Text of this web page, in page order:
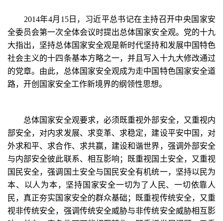
2014年4月15日，习近平总书记在主持召开中央国家安
全委员会第一次全体会议时提出总体国家安全观。党的十九
大指出，坚持总体国家安全观是新时代坚持和发展中国特色
社会主义的十四条基本方略之一，并且写入十九大修改通过
的党章。由此，总体国家安全观成为走中国特色国家安全道
路，开创国家安全工作新境界的纲领性思想。
总体国家安全观要求，必须既重视外部安全，又重视内
部安全，对内求发展、求变革、求稳定，建设平安中国，对
外求和平、求合作、求共赢，建设和谐世界，强调外部安全
与内部安全彼此联系、相互影响；既重视国土安全，又重视
国民安全，强调国土安全与国民安全有机统一，坚持以民为
本、以人为本，坚持国家安全一切为了人民、一切依靠人
民，真正夯实国家安全的群众基础；既重视传统安全，又重
视非传统安全，强调传统安全威胁与非传统安全威胁相互影